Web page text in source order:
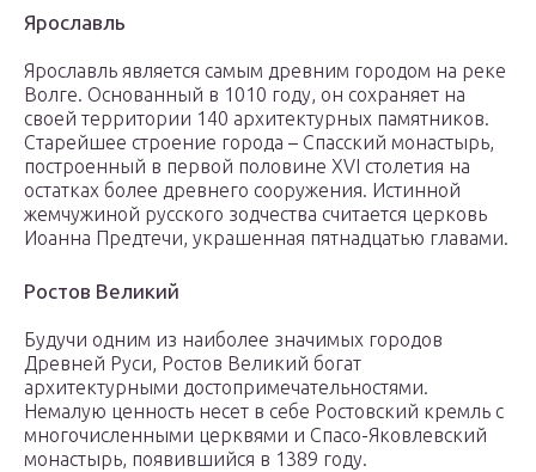
Ярославль
Ярославль является самым древним городом на реке
Волге. Основанный в 1010 году, он сохраняет на
своей территории 140 архитектурных памятников.
Старейшее строение города – Спасский монастырь,
построенный в первой половине XVI столетия на
остатках более древнего сооружения. Истинной
жемчужиной русского зодчества считается церковь
Иоанна Предтечи, украшенная пятнадцатью главами.
Ростов Великий
Будучи одним из наиболее значимых городов
Древней Руси, Ростов Великий богат
архитектурными достопримечательностями.
Немалую ценность несет в себе Ростовский кремль с
многочисленными церквями и Спасо-Яковлевский
монастырь, появившийся в 1389 году.